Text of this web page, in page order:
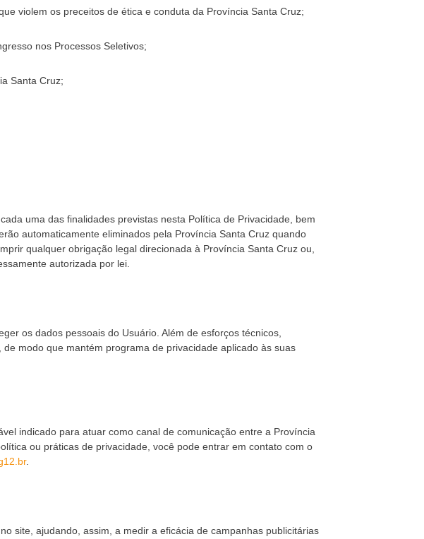
violem os preceitos de ética e conduta da Província Santa Cruz;
nos Processos Seletivos;
Santa Cruz;
uma das finalidades previstas nesta Política de Privacidade, bem
automaticamente eliminados pela Província Santa Cruz quando
qualquer obrigação legal direcionada à Província Santa Cruz ou,
autorizada por lei.
os dados pessoais do Usuário. Além de esforços técnicos,
modo que mantém programa de privacidade aplicado às suas
indicado para atuar como canal de comunicação entre a Província
ou práticas de privacidade, você pode entrar em contato com o
.
site, ajudando, assim, a medir a eficácia de campanhas publicitárias